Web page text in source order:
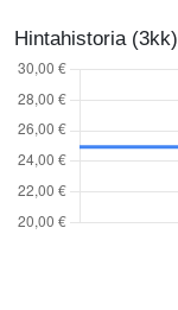
Hintahistoria (3kk)